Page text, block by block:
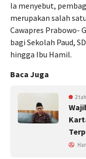
Ia menyebut,
merupakan salah
Cawapres Prabowo-
bagi Sekolah Paud,
hingga Ibu Hamil.
Baca Juga
2